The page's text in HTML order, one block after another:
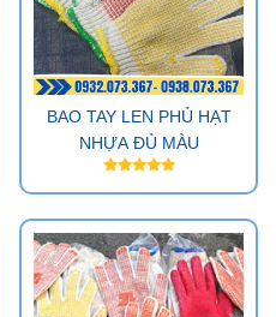
BAO TAY LEN PHỦ HẠT
NHỰA ĐỦ MÀU